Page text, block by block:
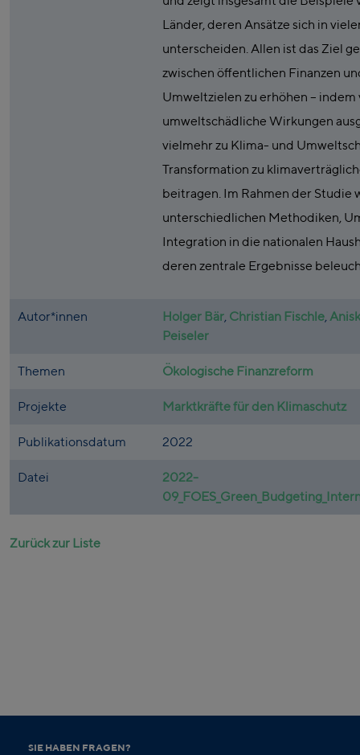
Länder, deren Ansätze sich in
unterscheiden. Allen ist das Ziel
zwischen öffentlichen Finanzen
Umweltzielen zu erhöhen –
umweltschädliche Wirkungen
vielmehr zu Klima- und
Transformation zu
beitragen. Im Rahmen der Studie
unterschiedlichen Methodiken,
Integration in die nationalen
deren zentrale Ergebnisse
Autor*innen Holger Bär, Christian Fischle,
Peiseler
Themen Ökologische Finanzreform
Projekte Marktkräfte für den Klimaschutz
Publikationsdatum 2022
Datei
2022-
Zurück zur Liste
SIE HABEN FRAGEN?